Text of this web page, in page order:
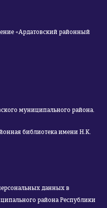
муниципального района.
библиотека имени Н.К.
данных в
района Республики